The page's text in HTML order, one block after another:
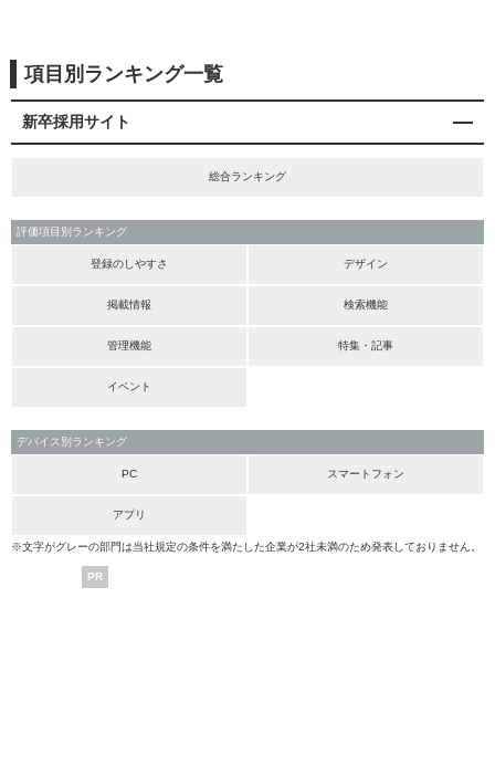
項目別ランキング一覧
新卒採用サイト
総合ランキング
評価項目別ランキング
登録のしやすさ デザイン
掲載情報 検索機能
管理機能 特集・記事
イベント
デバイス別ランキング
PC スマートフォン
アプリ
※文字がグレーの部門は当社規定の条件を満たした企業が2社未満のため発表しておりません。
PR